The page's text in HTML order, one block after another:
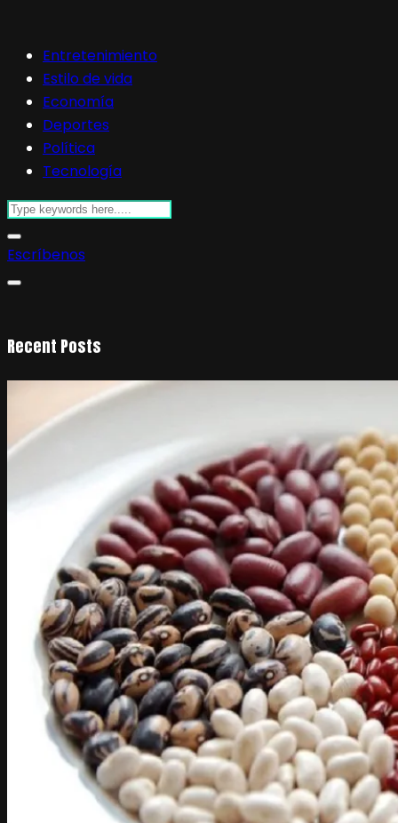
Entretenimiento
Estilo de vida
Economía
Deportes
Política
Tecnología
Escríbenos
Recent Posts